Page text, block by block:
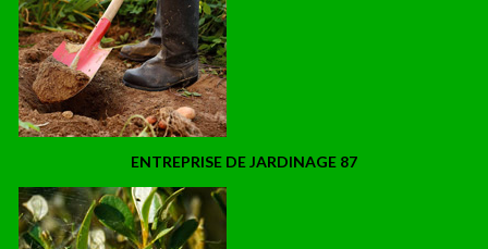
ENTREPRISE DE JARDINAGE 87